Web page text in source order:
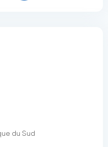
du Sud